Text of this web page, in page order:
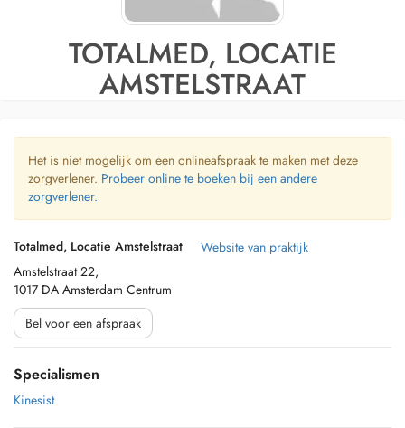
TOTALMED, LOCATIE
AMSTELSTRAAT
Het is niet mogelijk om een onlineafspraak te maken met deze
zorgverlener. Probeer online te boeken bij een andere
zorgverlener.
Totalmed, Locatie Amstelstraat
Amstelstraat 22,
1017 DA Amsterdam Centrum
Website van praktijk
Bel voor een afspraak
Specialismen
Kinesist